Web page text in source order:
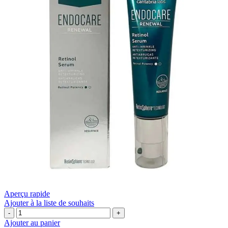
Aperçu rapide
Ajouter à la liste de souhaits
quantité
de
Ajouter au panier